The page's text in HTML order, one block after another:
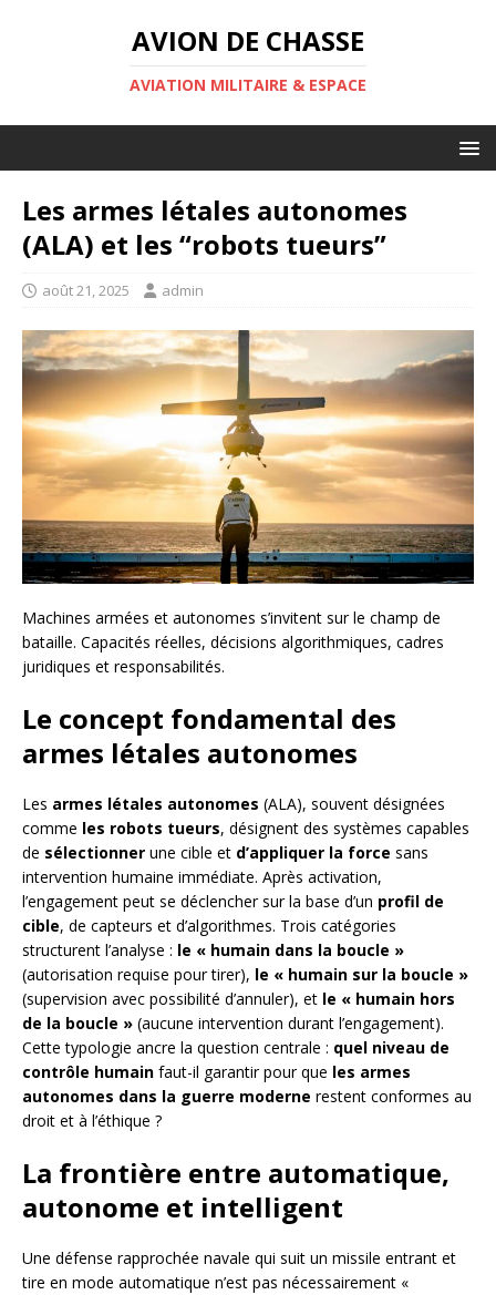
AVION DE CHASSE
AVIATION MILITAIRE & ESPACE
Les armes létales autonomes
(ALA) et les “robots tueurs”
août 21, 2025 admin
Machines armées et autonomes s’invitent sur le champ de
bataille. Capacités réelles, décisions algorithmiques, cadres
juridiques et responsabilités.
Le concept fondamental des
armes létales autonomes
Les armes létales autonomes (ALA), souvent désignées
comme les robots tueurs, désignent des systèmes capables
de sélectionner une cible et d’appliquer la force sans
intervention humaine immédiate. Après activation,
l’engagement peut se déclencher sur la base d’un profil de
cible, de capteurs et d’algorithmes. Trois catégories
structurent l’analyse : le « humain dans la boucle »
(autorisation requise pour tirer), le « humain sur la boucle »
(supervision avec possibilité d’annuler), et le « humain hors
de la boucle » (aucune intervention durant l’engagement).
Cette typologie ancre la question centrale : quel niveau de
contrôle humain faut-il garantir pour que les armes
autonomes dans la guerre moderne restent conformes au
droit et à l’éthique ?
La frontière entre automatique,
autonome et intelligent
Une défense rapprochée navale qui suit un missile entrant et
tire en mode automatique n’est pas nécessairement «